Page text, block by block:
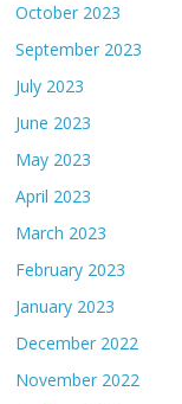
October 2023
September 2023
July 2023
June 2023
May 2023
April 2023
March 2023
February 2023
January 2023
December 2022
November 2022